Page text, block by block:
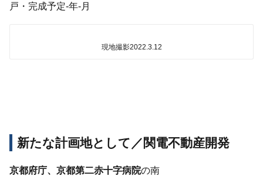
戸・完成予定-年-月
現地撮影2022.3.12
新たな計画地として／関電不動産開発
京都府庁、京都第二赤十字病院の南